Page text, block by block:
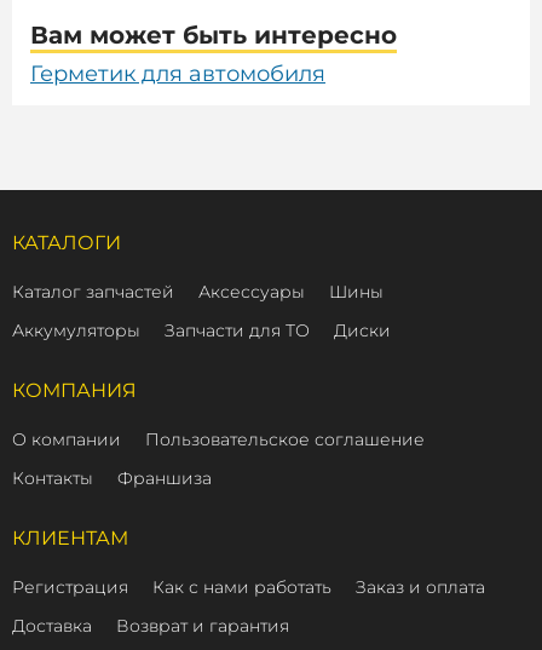
Вам может быть интересно
Герметик для автомобиля
КАТАЛОГИ
Каталог запчастей Аксессуары
Шины
Аккумуляторы
Запчасти для ТО Диски
КОМПАНИЯ
О компании
Пользовательское соглашение
Контакты
Франшиза
КЛИЕНТАМ
Регистрация Как с нами работать
Заказ и оплата
Доставка
Возврат и гарантия